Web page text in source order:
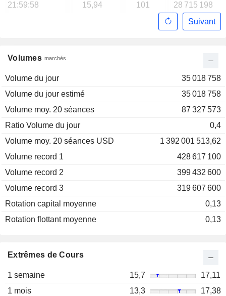
Volumes marchés
Volume du jour
35 018 758
Volume du jour estimé
35 018 758
Volume moy. 20 séances
87 327 573
Ratio Volume du jour
0,4
Volume moy. 20 séances USD
1 392 001 513,62
Volume record 1
428 617 100
Volume record 2
399 432 600
Volume record 3
319 607 600
Rotation capital moyenne
0,13
Rotation flottant moyenne
0,13
21:59:58
15,94 101
28 715 198
Suivant
Extrêmes de Cours
1 semaine 15,7
17,11
1 mois
13,3
17,38